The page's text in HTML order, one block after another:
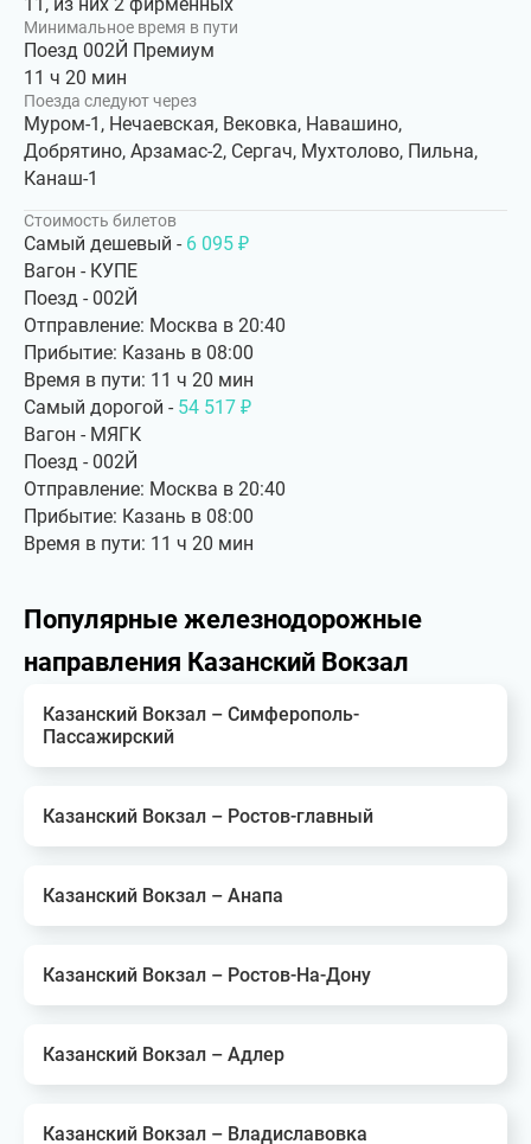
Минимальное время в пути
Поезд 002Й Премиум
11 ч 20 мин
Поезда следуют через
Муром-1, Нечаевская, Вековка, Навашино,
Добрятино, Арзамас-2, Сергач, Мухтолово, Пильна,
Канаш-1
Стоимость билетов
Самый дешевый - 6 095 ₽
Вагон - КУПЕ
Поезд - 002Й
Отправление: Москва в 20:40
Прибытие: Казань в 08:00
Время в пути: 11 ч 20 мин
Самый дорогой - 54 517 ₽
Вагон - МЯГК
Поезд - 002Й
Отправление: Москва в 20:40
Прибытие: Казань в 08:00
Время в пути: 11 ч 20 мин
Популярные железнодорожные
направления Казанский Вокзал
Казанский Вокзал – Симферополь-
Пассажирский
Казанский Вокзал – Ростов-главный
Казанский Вокзал – Анапа
Казанский Вокзал – Ростов-На-Дону
Казанский Вокзал – Адлер
Казанский Вокзал – Владиславовка